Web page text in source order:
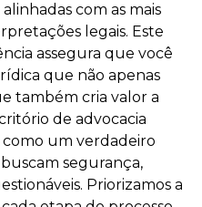
com as mais
legais. Este
assegura que você
que não apenas
também cria valor a
de advocacia
um verdadeiro
segurança,
Priorizamos a